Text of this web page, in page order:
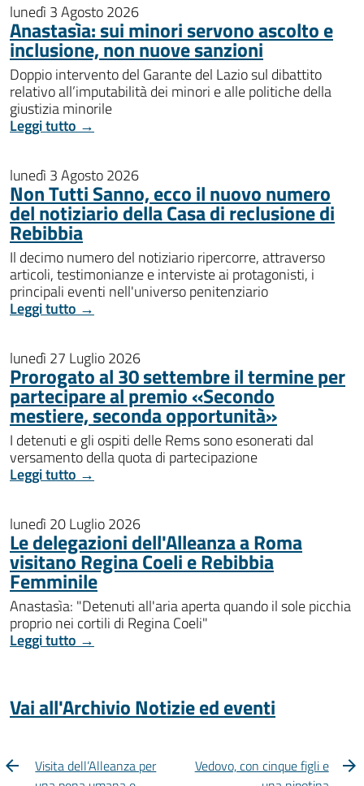
lunedì 3 Agosto 2026
Anastasìa: sui minori servono ascolto e
inclusione, non nuove sanzioni
Doppio intervento del Garante del Lazio sul dibattito
relativo all’imputabilità dei minori e alle politiche della
giustizia minorile
Leggi tutto →
lunedì 3 Agosto 2026
Non Tutti Sanno, ecco il nuovo numero
del notiziario della Casa di reclusione di
Rebibbia
Il decimo numero del notiziario ripercorre, attraverso
articoli, testimonianze e interviste ai protagonisti, i
principali eventi nell'universo penitenziario
Leggi tutto →
lunedì 27 Luglio 2026
Prorogato al 30 settembre il termine per
partecipare al premio «Secondo
mestiere, seconda opportunità»
I detenuti e gli ospiti delle Rems sono esonerati dal
versamento della quota di partecipazione
Leggi tutto →
lunedì 20 Luglio 2026
Le delegazioni dell'Alleanza a Roma
visitano Regina Coeli e Rebibbia
Femminile
Anastasìa: "Detenuti all'aria aperta quando il sole picchia
proprio nei cortili di Regina Coeli"
Leggi tutto →
Vai all'Archivio Notizie ed eventi
Visita dell’Alleanza per
Vedovo, con cinque figli e